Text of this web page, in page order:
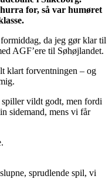
for, så var humøret
da jeg gør klar til
AGF’ere til Søhøjlandet.
klart forventningen – og
vildt godt, men fordi
sidemand, mens vi får
sprudlende spil, vi